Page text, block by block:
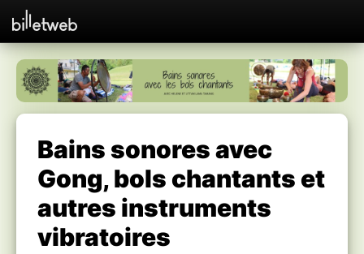
Bains sonores avec
Gong, bols chantants et
autres instruments
vibratoires